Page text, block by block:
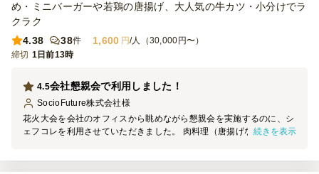
め・ミニバーガーや若鶏の唐揚げ、大人気の牛カツ・小分けでラ
クラク
4.38
38件 1,600 円/人（30,000円〜）
締切 1日前13時
会社懇親会で利用しました！
4.5
SocioFuture株式会社様
花火大会を会社のオフィスから眺めながら懇親会を実施するのに、シ
ェフコレを利用させていただきました。 肉料理（唐揚げなど）が中
ューが入ってました。（A&Gの洋食小分けスタンダードプラン、
続きを表示